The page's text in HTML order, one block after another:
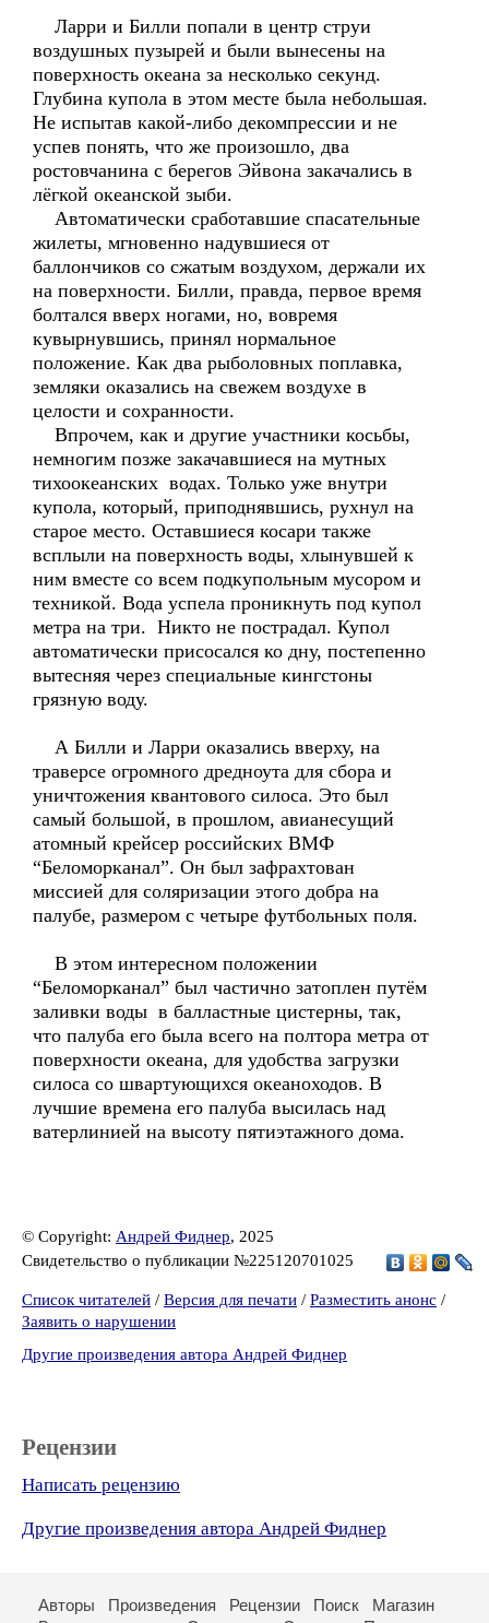
Ларри и Билли попали в центр струи
воздушных пузырей и были вынесены на
поверхность океана за несколько секунд.
Глубина купола в этом месте была небольшая.
Не испытав какой-либо декомпрессии и не
успев понять, что же произошло, два
ростовчанина с берегов Эйвона закачались в
лёгкой океанской зыби.
Автоматически сработавшие спасательные
жилеты, мгновенно надувшиеся от
баллончиков со сжатым воздухом, держали их
на поверхности. Билли, правда, первое время
болтался вверх ногами, но, вовремя
кувырнувшись, принял нормальное
положение. Как два рыболовных поплавка,
земляки оказались на свежем воздухе в
целости и сохранности.
Впрочем, как и другие участники косьбы,
немногим позже закачавшиеся на мутных
тихоокеанских водах. Только уже внутри
купола, который, приподнявшись, рухнул на
старое место. Оставшиеся косари также
всплыли на поверхность воды, хлынувшей к
ним вместе со всем подкупольным мусором и
техникой. Вода успела проникнуть под купол
метра на три. Никто не пострадал. Купол
автоматически присосался ко дну, постепенно
вытесняя через специальные кингстоны
грязную воду.
А Билли и Ларри оказались вверху, на
траверсе огромного дредноута для сбора и
уничтожения квантового силоса. Это был
самый большой, в прошлом, авианесущий
атомный крейсер российских ВМФ
“Беломорканал”. Он был зафрахтован
миссией для соляризации этого добра на
палубе, размером с четыре футбольных поля.
В этом интересном положении
“Беломорканал” был частично затоплен путём
заливки воды в балластные цистерны, так,
что палуба его была всего на полтора метра от
поверхности океана, для удобства загрузки
силоса со швартующихся океаноходов. В
лучшие времена его палуба высилась над
ватерлинией на высоту пятиэтажного дома.
© Copyright: Андрей Фиднер, 2025
Свидетельство о публикации №225120701025
Список читателей / Версия для печати / Разместить анонс /
Заявить о нарушении
Другие произведения автора Андрей Фиднер
Рецензии
Написать рецензию
Другие произведения автора Андрей Фиднер
Авторы Произведения Рецензии Поиск
Магазин